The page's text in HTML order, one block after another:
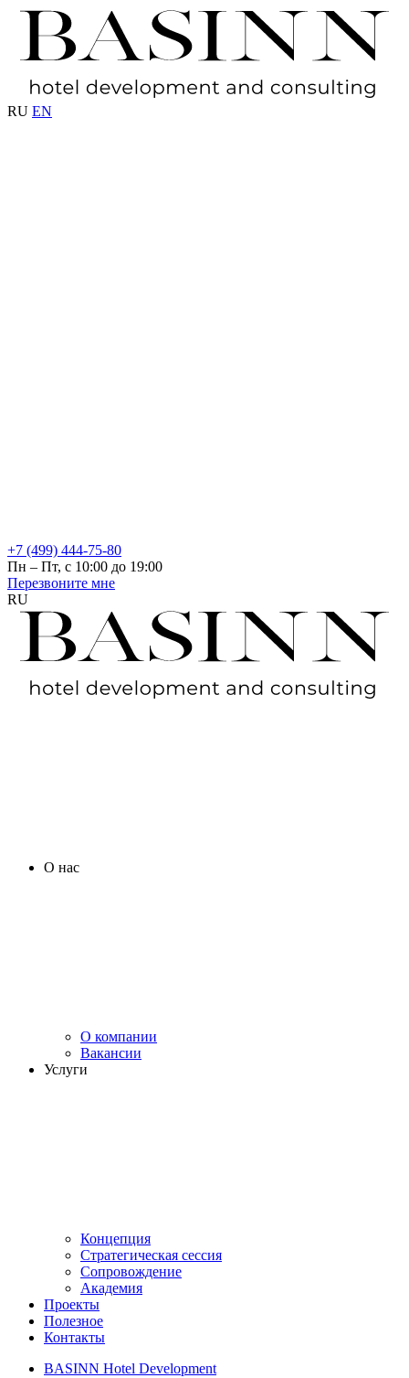
RU EN
+7 (499) 444-75-80
Пн – Пт, с 10:00 до 19:00
Перезвоните мне
RU
О нас
О компании
Вакансии
Услуги
Концепция
Стратегическая сессия
Сопровождение
Академия
Проекты
Полезное
Контакты
BASINN Hotel Development